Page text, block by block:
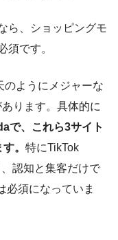
ら、ショッピングモ
須です。
のようにメジャーな
ります。具体的に
で、これら3サイト
。 特にTikTok
認知と集客だけで
必須になっていま